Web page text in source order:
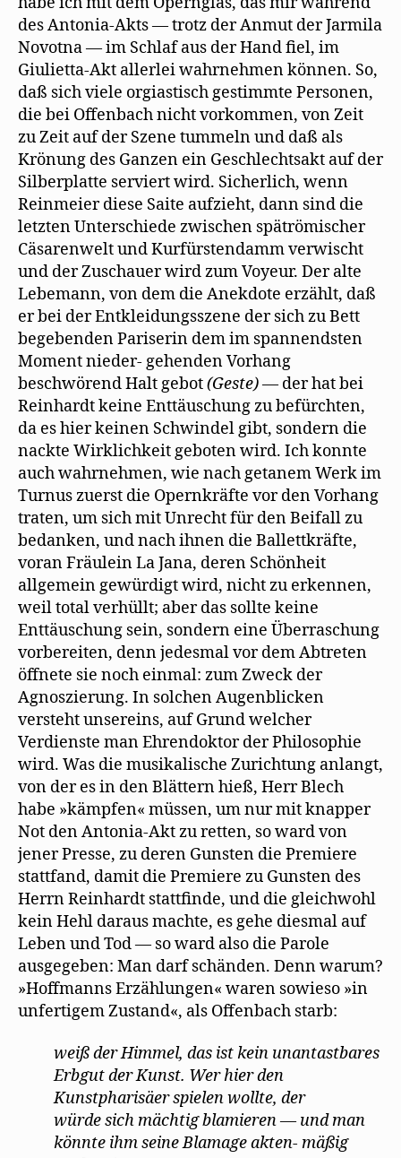
des Antonia-Akts — trotz der Anmut der Jarmila
Novotna — im Schlaf aus der Hand fiel, im
Giulietta-Akt allerlei wahrnehmen können. So,
daß sich viele orgiastisch gestimmte Personen,
die bei Offenbach nicht vorkommen, von Zeit
zu Zeit auf der Szene tummeln und daß als
Krönung des Ganzen ein Geschlechtsakt auf der
Silberplatte serviert wird. Sicherlich, wenn
Reinmeier diese Saite aufzieht, dann sind die
letzten Unterschiede zwischen spätrömischer
Cäsarenwelt und Kurfürstendamm verwischt
und der Zuschauer wird zum Voyeur. Der alte
Lebemann, von dem die Anekdote erzählt, daß
er bei der Entkleidungsszene der sich zu Bett
begebenden Pariserin dem im spannendsten
Moment nieder- gehenden Vorhang
beschwörend Halt gebot(Geste)— der hat bei
Reinhardt keine Enttäuschung zu befürchten,
da es hier keinen Schwindel gibt, sondern die
nackte Wirklichkeit geboten wird. Ich konnte
auch wahrnehmen, wie nach getanem Werk im
Turnus zuerst die Opernkräfte vor den Vorhang
traten, um sich mit Unrecht für den Beifall zu
bedanken, und nach ihnen die Ballettkräfte,
voran Fräulein La Jana, deren Schönheit
allgemein gewürdigt wird, nicht zu erkennen,
weil total verhüllt; aber das sollte keine
Enttäuschung sein, sondern eine Überraschung
vorbereiten, denn jedesmal vor dem Abtreten
öffnete sie noch einmal: zum Zweck der
Agnoszierung. In solchen Augenblicken
versteht unsereins, auf Grund welcher
Verdienste man Ehrendoktor der Philosophie
wird. Was die musikalische Zurichtung anlangt,
von der es in den Blättern hieß, Herr Blech
habe »kämpfen« müssen, um nur mit knapper
Not den Antonia-Akt zu retten, so ward von
jener Presse, zu deren Gunsten die Premiere
stattfand, damit die Premiere zu Gunsten des
Herrn Reinhardt stattfinde, und die gleichwohl
kein Hehl daraus machte, es gehe diesmal auf
Leben und Tod — so ward also die Parole
ausgegeben: Man darf schänden. Denn warum?
»Hoffmanns Erzählungen« waren sowieso »in
unfertigem Zustand«, als Offenbach starb:
weiß der Himmel, das ist kein unantastbares
Erbgut der Kunst. Wer hier den
Kunstpharisäer spielen wollte, der
würde sich mächtig blamieren — und man
könnte ihm seine Blamage akten- mäßig